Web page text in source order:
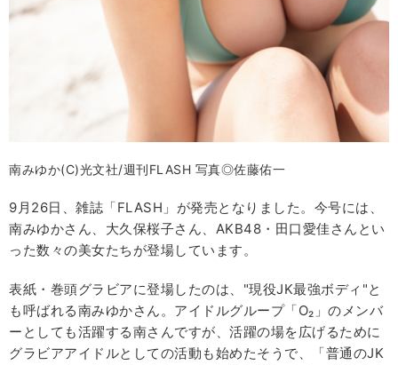
南みゆか(C)光文社/週刊FLASH 写真◎佐藤佑一
9月26日、雑誌「FLASH」が発売となりました。今号には、
南みゆかさん、大久保桜子さん、AKB48・田口愛佳さんとい
った数々の美女たちが登場しています。
表紙・巻頭グラビアに登場したのは、"現役JK最強ボディ"と
も呼ばれる南みゆかさん。アイドルグループ「O₂」のメンバ
ーとしても活躍する南さんですが、活躍の場を広げるために
グラビアアイドルとしての活動も始めたそうで、「普通のJK